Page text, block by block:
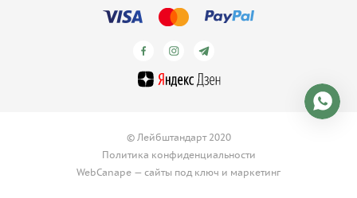
© Лейбштандарт 2020
Политика конфиденциальности
WebCanape — сайты под ключ и маркетинг